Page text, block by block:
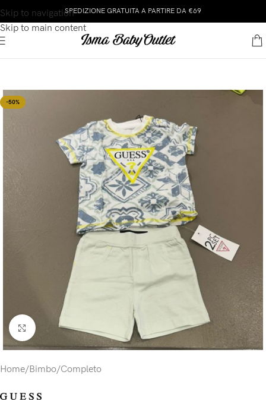
Skip to navigation
Skip to main content
SPEDIZIONE GRATUITA A PARTIRE DA €69
-50%
Click to enlarge
Home/Bimbo/Completo